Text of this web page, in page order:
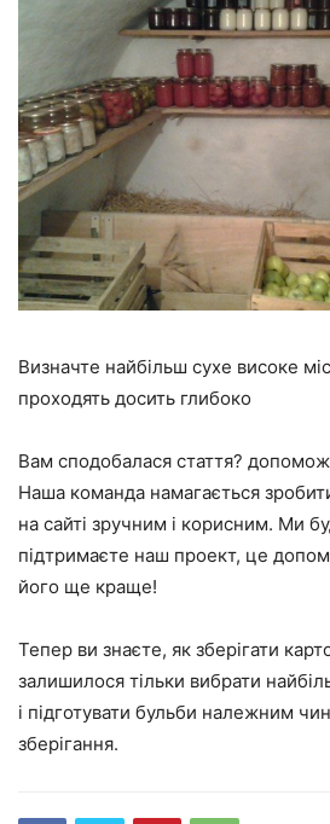
Визначте найбільш сухе високе
проходять досить глибоко
Вам сподобалася стаття?
Наша команда намагається
на сайті зручним і корисним. Ми
підтримаєте наш проект, це
його ще краще!
Тепер ви знаєте, як зберігати
залишилося тільки вибрати
і підготувати бульби належним
зберігання.